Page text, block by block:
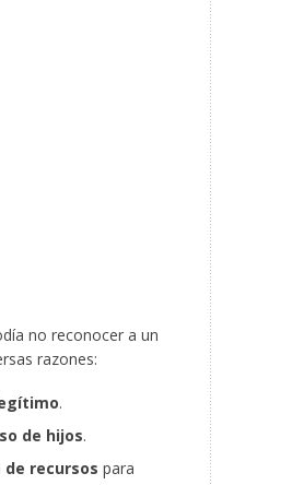
no reconocer a un
razones:
.
de hijos.
recursos para